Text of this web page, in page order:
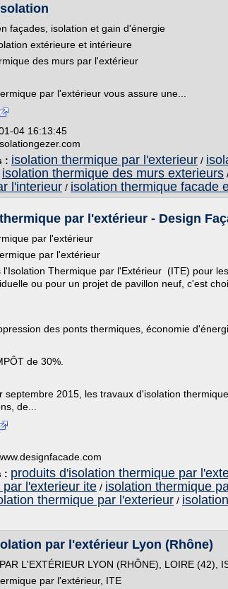
façades, isolation et gain d'énergie
extérieure et intérieure
des murs par l'extérieur
par l'extérieur vous assure une...
04 16:13:45
: isolation thermique par l'exterieur /
isolation thermique des murs exterieurs
l'interieur / isolation thermique facade
par l'extérieur - Design
par l'extérieur
par l'extérieur
l'Isolation Thermique par l'Extérieur (ITE) pour
ou pour un projet de pavillon neuf, c'est
des ponts thermiques, économie
de 30%.
septembre 2015, les travaux d'isolation
de...
: produits d'isolation thermique par
l'exterieur ite / isolation thermique
thermique par l'exterieur /
par l'extérieur Lyon (Rhône)
L'EXTÉRIEUR LYON (RHÔNE), LOIRE (42),
par l'extérieur, ITE